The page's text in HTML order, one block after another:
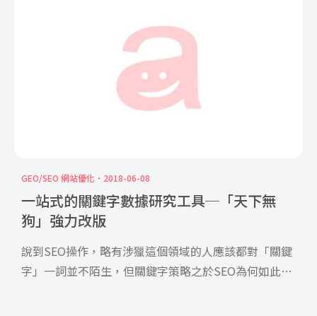
GEO/SEO 網站優化 2018-06-08
一站式的關鍵字數據研究工具─「天下無
狗」強力改版
說到SEO操作，略有涉獵這個領域的人應該都對「關鍵
字」一詞並不陌生，但關鍵字策略之於SEO為何如此重